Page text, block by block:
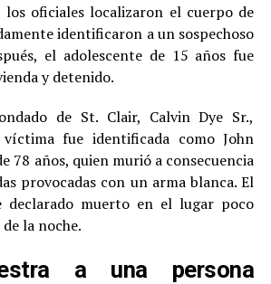
oficiales localizaron el cuerpo de
identificaron a un sospechoso
el adolescente de 15 años fue
y detenido.
de St. Clair, Calvin Dye Sr.,
fue identificada como John
78 años, quien murió a consecuencia
provocadas con un arma blanca. El
declarado muerto en el lugar poco
la noche.
a una persona